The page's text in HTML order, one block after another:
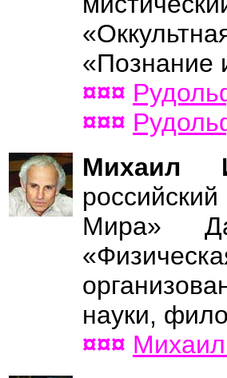
«Познание
¤¤¤
¤¤¤
Михаил
Мира»
науки,
¤¤¤